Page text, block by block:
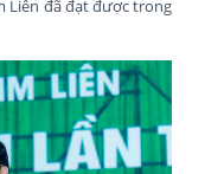
Liên đã đạt được trong